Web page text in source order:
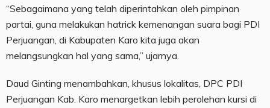
“Sebagaimana yang telah diperintahkan oleh pimpinan
partai, guna melakukan hatrick kemenangan suara bagi PDI
Perjuangan, di Kabupaten Karo kita juga akan
melangsungkan hal yang sama,” ujarnya.
Daud Ginting menambahkan, khusus lokalitas, DPC PDI
Perjuangan Kab. Karo menargetkan lebih perolehan kursi di